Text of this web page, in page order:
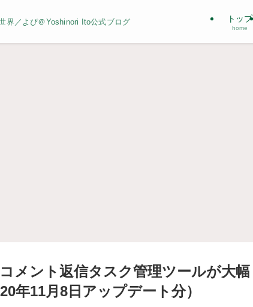
界／よぴ＠Yoshinori Ito公式ブログ トップ
home
メント返信タスク管理ツールが大幅
年11月8日アップデート分）